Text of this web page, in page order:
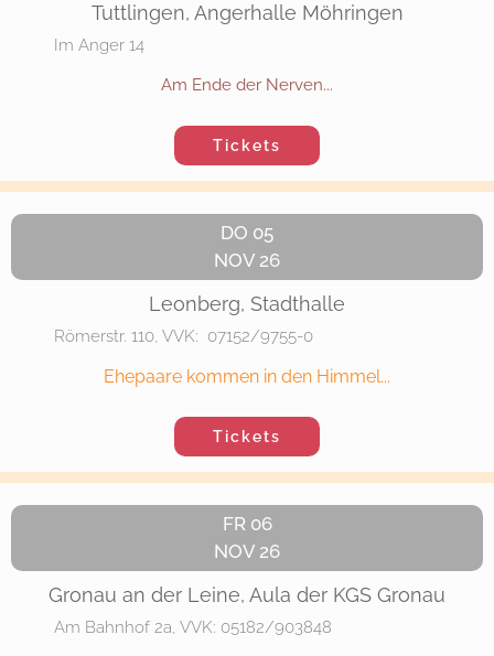
Tuttlingen, Angerhalle Möhringen
Im Anger 14
Am Ende der Nerven...
Tickets
DO 05
NOV 26
Leonberg, Stadthalle
Römerstr. 110, VVK: 07152/9755-0
Ehepaare kommen in den Himmel...
Tickets
FR 06
NOV 26
Gronau an der Leine, Aula der KGS Gronau
Am Bahnhof 2a, VVK: 05182/903848